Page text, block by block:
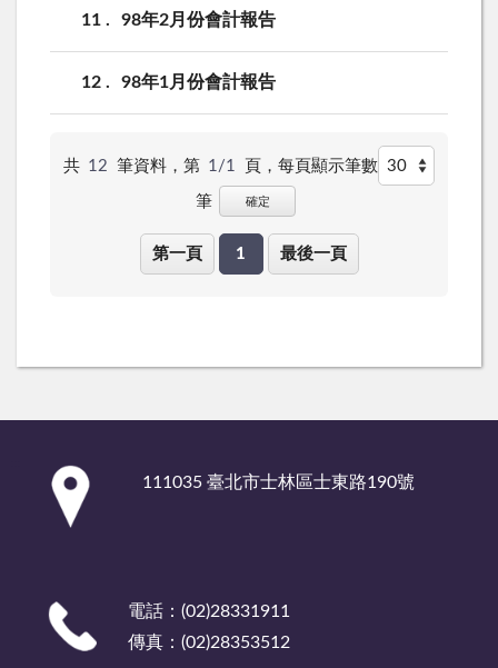
11 98年2月份會計報告
12 98年1月份會計報告
共 12 筆資料，第 1/1 頁， 每頁顯示筆數
筆 確定
第一頁 1 最後一頁
111035 臺北市士林區士東路190號
電話：(02)28331911
傳真：(02)28353512